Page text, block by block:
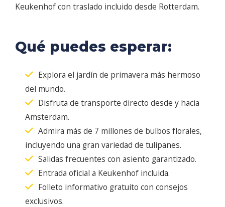
Keukenhof con traslado incluido desde Rotterdam.
Qué puedes esperar:
Explora el jardín de primavera más hermoso
del mundo.
Disfruta de transporte directo desde y hacia
Amsterdam.
Admira más de 7 millones de bulbos florales,
incluyendo una gran variedad de tulipanes.
Salidas frecuentes con asiento garantizado.
Entrada oficial a Keukenhof incluida.
Folleto informativo gratuito con consejos
exclusivos.